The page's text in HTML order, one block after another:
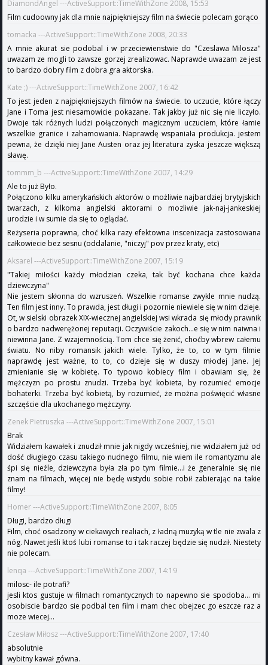
DiamondAngel ---ActiveSupport::TimeWithZone 2008, 15:53
Film cudoowny jak dla mnie najpiękniejszy film na świecie polecam gorąco
tomacka ---ActiveSupport::TimeWithZone 2008, 20:33
A mnie akurat sie podobal i w przeciewienstwie do "Czeslawa Milosza"
uwazam ze mogli to zawsze gorzej zrealizowac. Naprawde uwazam ze jest
to bardzo dobry film z dobra gra aktorska.
Kate ;) ---ActiveSupport::TimeWithZone 2007, 16:42
To jest jeden z najpiękniejszych filmów na świecie. to uczucie, które łączy
Jane i Toma jest niesamowicie pokazane. Tak jakby już nic się nie liczyło.
Dwoje tak różnych ludzi połączonych magicznym uczuciem, które łamie
wszelkie granice i zahamowania. Naprawdę wspaniała produkcja. jestem
pewna, że dzięki niej Jane Austen oraz jej literatura zyska jeszcze większą
sławę.
tommm_b ---ActiveSupport::TimeWithZone 2007, 14:29
Ale to już Było.
Połączono kilku amerykańskich aktorów o możliwie najbardziej brytyjskich
twarzach, z kilkoma angielski aktorami o mozliwie jak-naj-jankeskiej
urodzie i w sumie da się to oglądać.
Reżyseria poprawna, choć kilka razy efektowna inscenizacja zastosowana
całkowiecie bez sesnu (oddalanie, "niczyj" pov przez kraty, etc)
Aksarel ---ActiveSupport::TimeWithZone 2007, 15:19
"Takiej miłości każdy młodzian czeka, tak być kochana chce każda
dziewczyna"
Nie jestem skłonna do wzruszeń. Wszelkie romanse zwykle mnie nudzą.
Ten film jest inny. To prawda, jest długi i pozornie niewiele się w nim dzieje.
Ot, w sielski obrazek XIX-wiecznej angielskiej wsi wkrada się młody prawnik
o bardzo nadwerężonej reputacji. Oczywiście zakoch...e się w nim naiwna i
niewinna Jane. Z wzajemnością. Tom chce się żenić, choćby wbrew całemu
światu. No niby romansik jakich wiele. Tylko, że to, co w tym filmie
naprawdę jest ważne, to to, co dzieje się w duszy młodej Jane. Jej
zmienianie się w kobietę. To typowo kobiecy film i obawiam się, że
mężczyzn po prostu znudzi. Trzeba być kobieta, by rozumieć emocje
bohaterki. Trzeba być kobietą, by rozumieć, że można poświęcić własne
szczęście dla ukochanego mężczyny.
Zenek Pietruszka ---ActiveSupport::TimeWithZone 2007, 15:01
Brak
Widziałem kawałek i znudził mnie jak nigdy wcześniej, nie widziałem już od
dość długiego czasu takiego nudnego filmu, nie wiem ile romantyzmu ale
śpi się nieźle, dziewczyna była zła po tym filmie...i że generalnie się nie
znam na filmach, więcej nie będę wstydu sobie robił zabierając na takie
filmy!
Homer ---ActiveSupport::TimeWithZone 2007, 8:05
Długi, bardzo długi
Film, choć osadzony w ciekawych realiach, z ładną muzyką w tle nie zwala z
nóg. Nawet jeśli ktoś lubi romanse to i tak raczej będzie się nudził. Niestety
nie polecam.
lenqa ---ActiveSupport::TimeWithZone 2007, 14:19
milosc- ile potrafi?
jesli ktos gustuje w filmach romantycznych to napewno sie spodoba... mi
osobiscie bardzo sie podbal ten film i mam chec obejzec go eszcze raz a
moze wiecej...
Czesław Miłosz ---ActiveSupport::TimeWithZone 2007, 17:40
absolutnie
wybitny kawał gówna.